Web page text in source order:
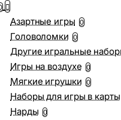
Азартные игры 0
Головоломки 0
Другие игральные
Игры на воздухе 0
Мягкие игрушки 0
Наборы для игры в карты
Нарды 0